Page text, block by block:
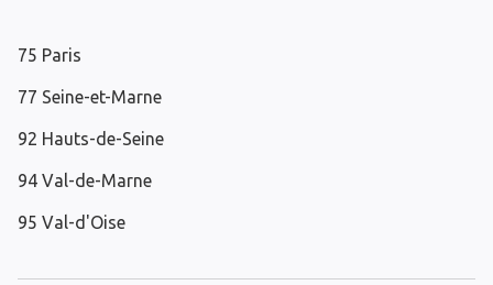
75 Paris
77 Seine-et-Marne
92 Hauts-de-Seine
94 Val-de-Marne
95 Val-d'Oise